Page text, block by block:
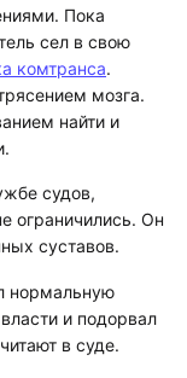
Пока
сел в свою
комтранса.
мозга.
найти и
судов,
ограничились. Он
суставов.
нормальную
и подорвал
в суде.